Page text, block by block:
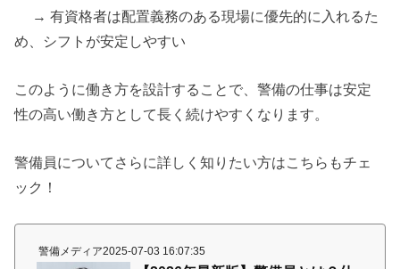
→ 有資格者は配置義務のある現場に優先的に入れるた
め、シフトが安定しやすい
このように働き方を設計することで、警備の仕事は安定
性の高い働き方として長く続けやすくなります。
警備員についてさらに詳しく知りたい方はこちらもチェ
ック！
警備メディア2025-07-03 16:07:35